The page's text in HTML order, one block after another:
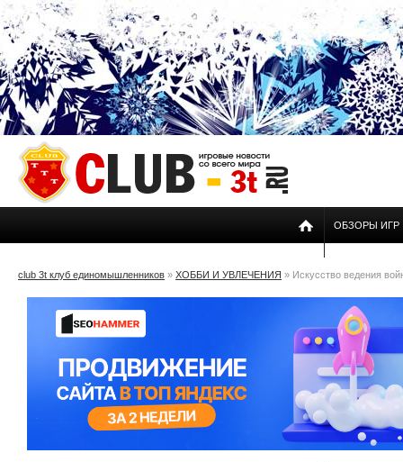
ОБЗОРЫ ИГР
club 3t клуб единомышленников » ХОББИ И УВЛЕЧЕНИЯ » Искусство ведения